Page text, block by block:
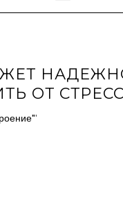
Navigation
ОТ
'